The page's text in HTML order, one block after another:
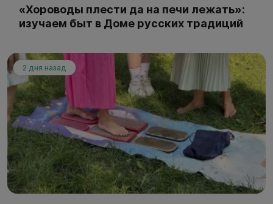
«Хороводы плести да на печи лежать»:
изучаем быт в Доме русских традиций
2 дня назад